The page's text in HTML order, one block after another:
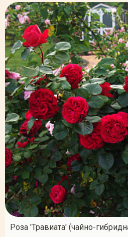
Роза 'Травиата' (чайно-